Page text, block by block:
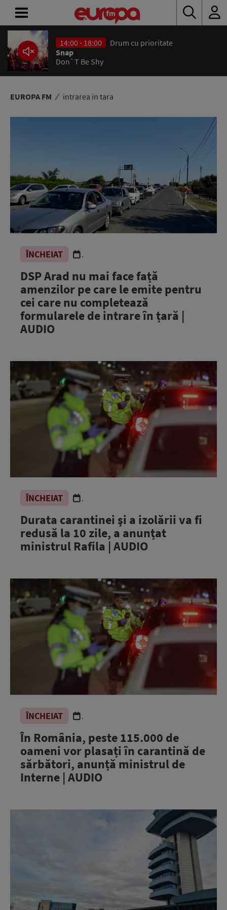
14:00 - 18:00
Drum cu prioritate
Snap
Don`T Be Shy
EUROPA FM intrarea in tara
ÎNCHEIAT .
DSP Arad nu mai face față
amenzilor pe care le emite pentru
cei care nu completează
formularele de intrare în țară |
AUDIO
ÎNCHEIAT .
Durata carantinei şi a izolării va fi
redusă la 10 zile, a anunțat
ministrul Rafila | AUDIO
ÎNCHEIAT .
În România, peste 115.000 de
oameni vor plasați în carantină de
sărbători, anunță ministrul de
Interne | AUDIO
ACASĂ
ȘTIRI
RADIO
CONCURSURI
ASCULTĂ
LIVE